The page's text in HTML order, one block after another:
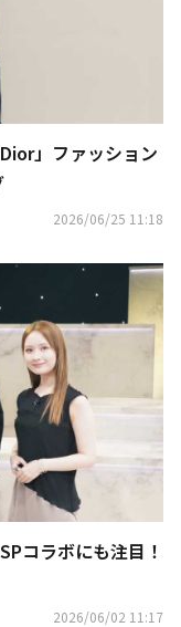
」ファッション
2026/06/25 11:18
コラボにも注目！
2026/06/02 11:17